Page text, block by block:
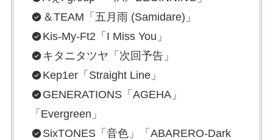
＆TEAM「五月雨 (Samidare)」
Kis-My-Ft2「I Miss You」
キタニタツヤ「次回予告」
Kep1er「Straight Line」
GENERATIONS「AGEHA」
「Evergreen」
SixTONES「音色」「ABARERO-Dark